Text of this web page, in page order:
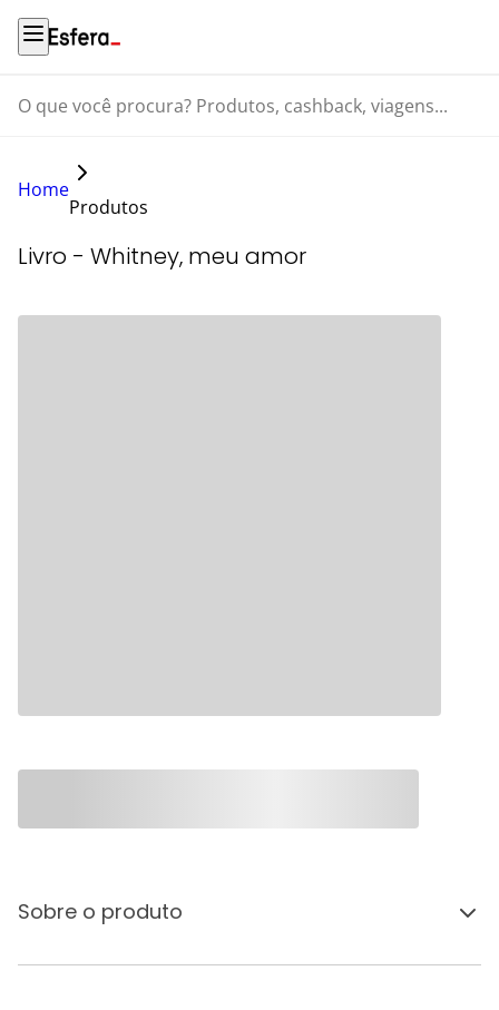
O que você procura? Produtos, cashback, viagens...
Home
Produtos
Livro - Whitney, meu amor
Sobre o produto